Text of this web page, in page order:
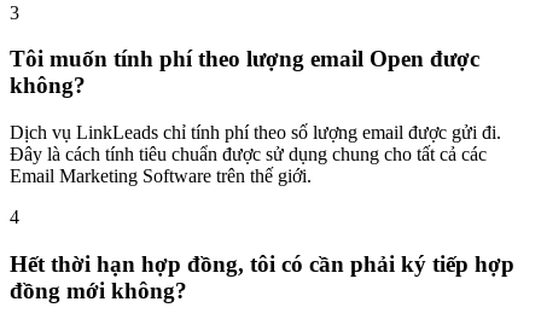
3
Tôi muốn tính phí theo lượng email Open được
không?
Dịch vụ LinkLeads chỉ tính phí theo số lượng email được gửi đi.
Đây là cách tính tiêu chuẩn được sử dụng chung cho tất cả các
Email Marketing Software trên thế giới.
4
Hết thời hạn hợp đồng, tôi có cần phải ký tiếp hợp
đồng mới không?